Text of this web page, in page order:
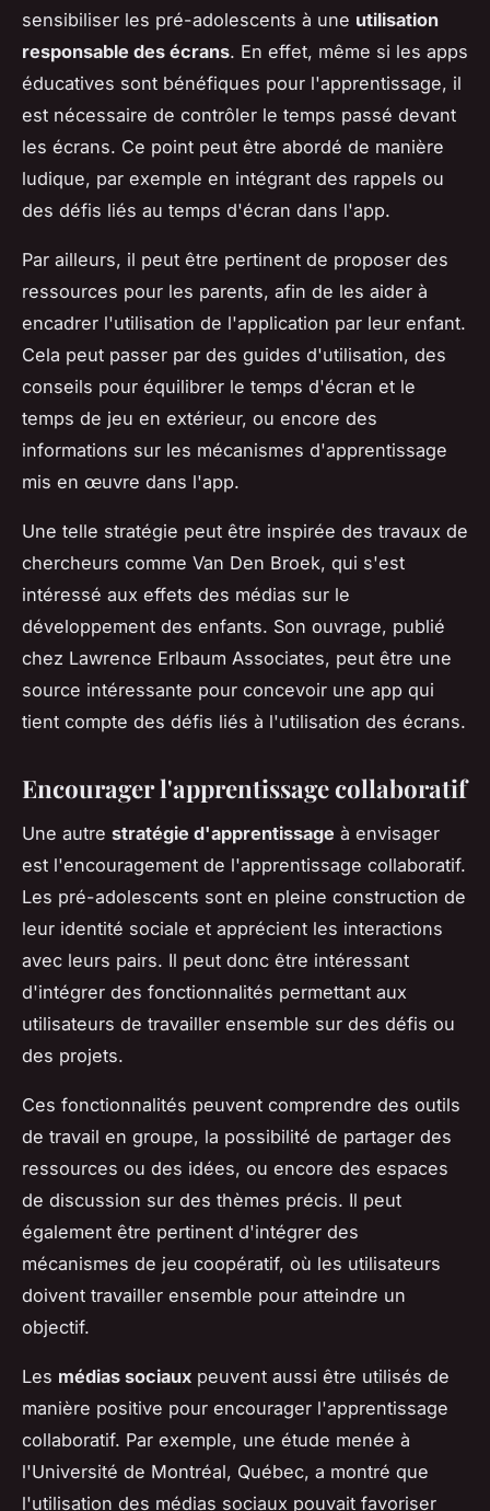
sensibiliser les pré-adolescents à une utilisation
responsable des écrans. En effet, même si les apps
éducatives sont bénéfiques pour l'apprentissage, il
est nécessaire de contrôler le temps passé devant
les écrans. Ce point peut être abordé de manière
ludique, par exemple en intégrant des rappels ou
des défis liés au temps d'écran dans l'app.
Par ailleurs, il peut être pertinent de proposer des
ressources pour les parents, afin de les aider à
encadrer l'utilisation de l'application par leur enfant.
Cela peut passer par des guides d'utilisation, des
conseils pour équilibrer le temps d'écran et le
temps de jeu en extérieur, ou encore des
informations sur les mécanismes d'apprentissage
mis en œuvre dans l'app.
Une telle stratégie peut être inspirée des travaux de
chercheurs comme Van Den Broek, qui s'est
intéressé aux effets des médias sur le
développement des enfants. Son ouvrage, publié
chez Lawrence Erlbaum Associates, peut être une
source intéressante pour concevoir une app qui
tient compte des défis liés à l'utilisation des écrans.
Encourager l'apprentissage collaboratif
Une autre stratégie d'apprentissage à envisager
est l'encouragement de l'apprentissage collaboratif.
Les pré-adolescents sont en pleine construction de
leur identité sociale et apprécient les interactions
avec leurs pairs. Il peut donc être intéressant
d'intégrer des fonctionnalités permettant aux
utilisateurs de travailler ensemble sur des défis ou
des projets.
Ces fonctionnalités peuvent comprendre des outils
de travail en groupe, la possibilité de partager des
ressources ou des idées, ou encore des espaces
de discussion sur des thèmes précis. Il peut
également être pertinent d'intégrer des
mécanismes de jeu coopératif, où les utilisateurs
doivent travailler ensemble pour atteindre un
objectif.
Les médias sociaux peuvent aussi être utilisés de
manière positive pour encourager l'apprentissage
collaboratif. Par exemple, une étude menée à
l'Université de Montréal, Québec, a montré que
l'utilisation des médias sociaux pouvait favoriser